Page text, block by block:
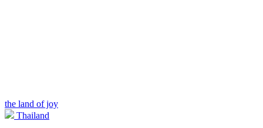
the land of joy
Thailand